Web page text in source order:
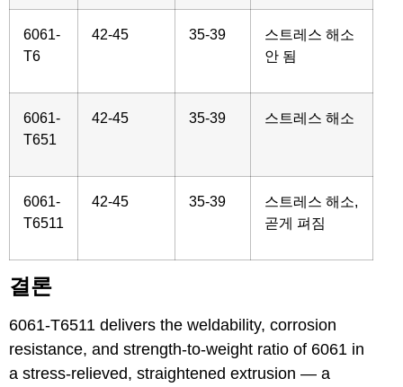
6061-
T6
42-45 35-39
스트레스 해소
안 됨
6061-
T651
42-45 35-39 스트레스 해소
6061-
T6511
42-45 35-39
스트레스 해소,
곧게 펴짐
결론
6061-T6511 delivers the weldability, corrosion
resistance, and strength-to-weight ratio of 6061 in
a stress-relieved, straightened extrusion — a